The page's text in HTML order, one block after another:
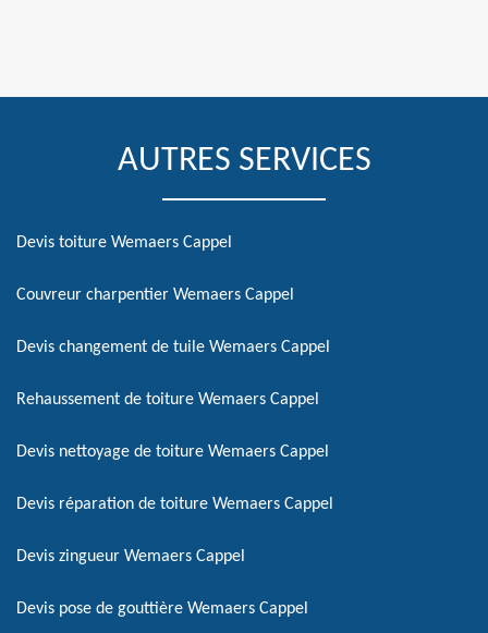
AUTRES SERVICES
Devis toiture Wemaers Cappel
Couvreur charpentier Wemaers Cappel
Devis changement de tuile Wemaers Cappel
Rehaussement de toiture Wemaers Cappel
Devis nettoyage de toiture Wemaers Cappel
Devis réparation de toiture Wemaers Cappel
Devis zingueur Wemaers Cappel
Devis pose de gouttière Wemaers Cappel